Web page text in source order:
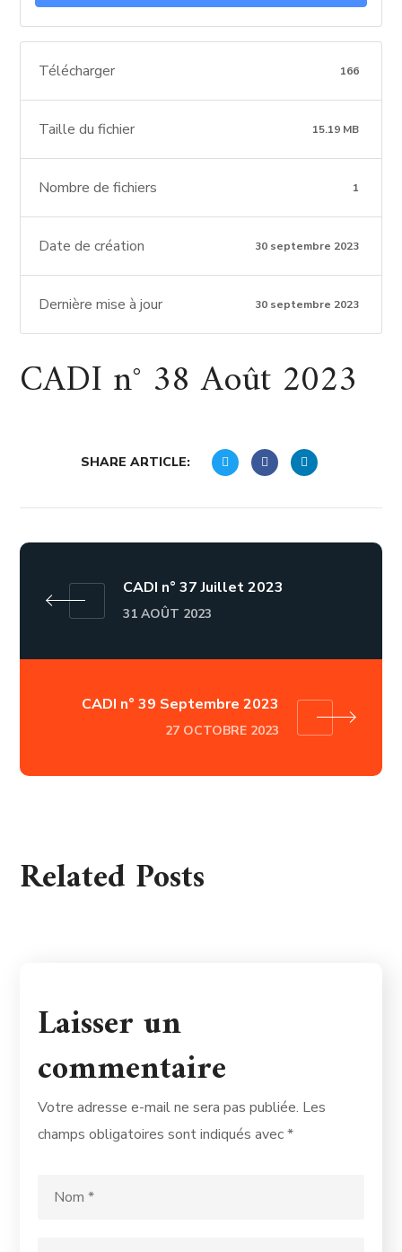
Télécharger 166
Taille du fichier 15.19 MB
Nombre de fichiers 1
Date de création 30 septembre 2023
Dernière mise à jour 30 septembre 2023
CADI n° 38 Août 2023
SHARE ARTICLE:
CADI n° 37 Juillet 2023
31 AOÛT 2023
CADI n° 39 Septembre 2023
27 OCTOBRE 2023
Related Posts
Laisser un
commentaire
Votre adresse e-mail ne sera pas publiée. Les
champs obligatoires sont indiqués avec*